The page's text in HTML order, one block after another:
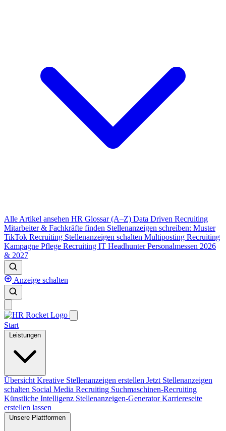
Alle Artikel ansehen HR Glossar (A–Z) Data Driven Recruiting
Mitarbeiter & Fachkräfte finden Stellenanzeigen schreiben: Muster
TikTok Recruiting Stellenanzeigen schalten Multiposting Recruiting
Kampagne Pflege Recruiting IT HeadhunterPersonalmessen 2026
& 2027
Anzeige schalten
Start
Übersicht Kreative Stellenanzeigen erstellen Jetzt Stellenanzeigen
schalten Social Media Recruiting Suchmaschinen-Recruiting
Künstliche Intelligenz Stellenanzeigen-GeneratorKarriereseite
erstellen lassen